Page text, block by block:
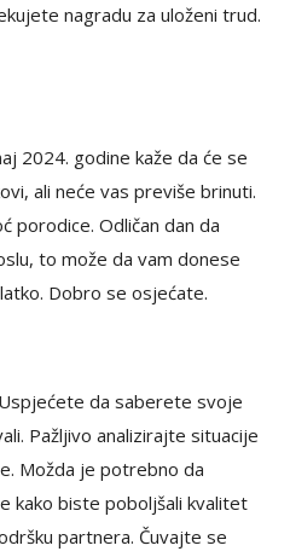
nagradu za uloženi trud.
2024. godine kaže da će se
ali neće vas previše brinuti.
porodice. Odličan dan da
to može da vam donese
Dobro se osjećate.
da saberete svoje
Pažljivo analizirajte situacije
Možda je potrebno da
kako biste poboljšali kvalitet
partnera. Čuvajte se